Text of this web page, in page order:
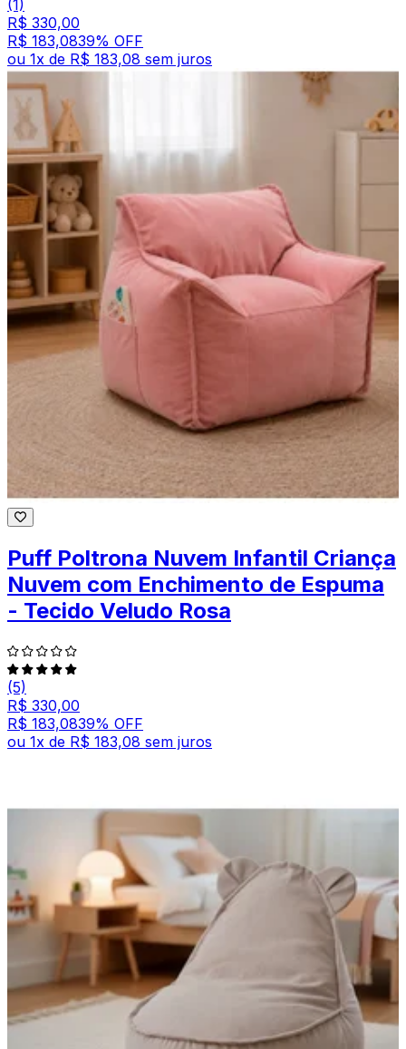
(1)
R$ 330,00
R$ 183,0839% OFF
ou 1x de R$ 183,08 sem juros
Puff Poltrona Nuvem Infantil Criança
Nuvem com Enchimento de Espuma
- Tecido Veludo Rosa
(5)
R$ 330,00
R$ 183,0839% OFF
ou 1x de R$ 183,08 sem juros